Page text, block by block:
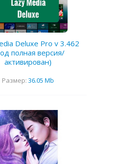
Deluxe Pro v 3.462
полная версия/
активирован)
Размер: 36.05 Mb